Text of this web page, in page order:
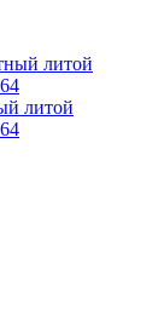
литой